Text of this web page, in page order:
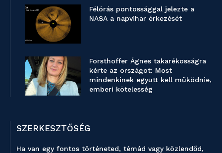
Félórás pontossággal jelezte a
NASA a napvihar érkezését
Forsthoffer Ágnes takarékosságra
kérte az országot: Most
mindenkinek együtt kell működnie,
emberi kötelesség
SZERKESZTŐSÉG
Ha van egy fontos történeted, témád vagy közlendőd,